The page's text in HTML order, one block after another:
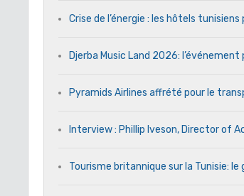
Crise de l’énergie : les hôtels
Djerba Music Land 2026:
Pyramids Airlines affrété pour le
Interview : Phillip Iveson, Director of
Tourisme britannique sur la Tunisie: